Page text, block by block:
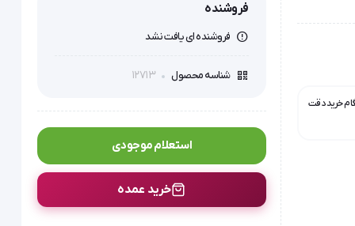
خرید دقت
فروشنده
فروشنده ای یافت نشد
شناسه محصول 12713
استعلام موجودی
خرید عمده